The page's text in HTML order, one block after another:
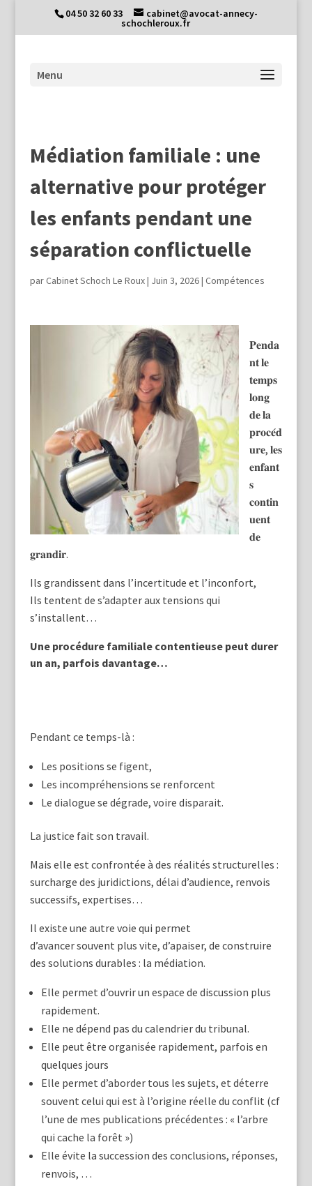
04 50 32 60 33 cabinet@avocat-annecy-
schochleroux.fr
Médiation familiale : une
alternative pour protéger
les enfants pendant une
séparation conflictuelle
parCabinet Schoch Le Roux| Juin 3, 2026| Compétences
𝐏𝐞𝐧𝐝𝐚
𝐧𝐭 𝐥𝐞
𝐭𝐞𝐦𝐩𝐬
𝐥𝐨𝐧𝐠
𝐝𝐞 𝐥𝐚
𝐩𝐫𝐨𝐜𝐞́𝐝
𝐮𝐫𝐞, 𝐥𝐞𝐬
𝐞𝐧𝐟𝐚𝐧𝐭
𝐬
𝐜𝐨𝐧𝐭𝐢𝐧
𝐮𝐞𝐧𝐭
𝐝𝐞
𝐠𝐫𝐚𝐧𝐝𝐢𝐫.
Ils grandissent dans l’incertitude et l’inconfort,
Ils tentent de s’adapter aux tensions qui
s’installent…
Une procédure familiale contentieuse peut durer
un an, parfois davantage…
Pendant ce temps-là :
Les positions se figent,
Les incompréhensions se renforcent
Le dialogue se dégrade, voire disparait.
La justice fait son travail.
Mais elle est confrontée à des réalités structurelles :
surcharge des juridictions, délai d’audience, renvois
successifs, expertises…
Il existe une autre voie qui permet
d’avancer souvent plus vite, d’apaiser, de construire
des solutions durables : la médiation.
Elle permet d’ouvrir un espace de discussion plus
rapidement.
Elle ne dépend pas du calendrier du tribunal.
Elle peut être organisée rapidement, parfois en
quelques jours
Elle permet d’aborder tous les sujets, et déterre
souvent celui qui est à l’origine réelle du conflit (cf
l’une de mes publications précédentes : « l’arbre
qui cache la forêt »)
Elle évite la succession des conclusions, réponses,
renvois, …